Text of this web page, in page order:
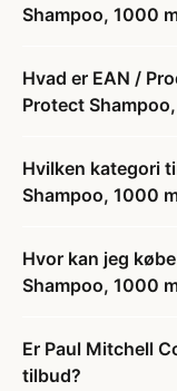
Shampoo, 1000
Hvad er EAN /
Protect
Hvilken kategori
Shampoo, 1000
Hvor kan jeg
Shampoo, 1000
Er Paul Mitchell
tilbud?